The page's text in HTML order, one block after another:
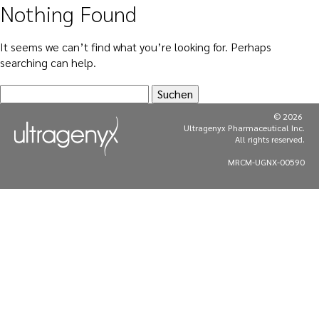
Nothing Found
It seems we can’t find what you’re looking for. Perhaps
searching can help.
nach:
© 2026
Ultragenyx Pharmaceutical Inc.
All rights reserved.
MRCM-UGNX-00590